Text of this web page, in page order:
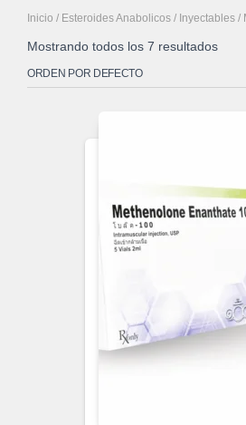
Inicio / Esteroides Anabolicos / Inyectables /
Mostrando todos los 7 resultados